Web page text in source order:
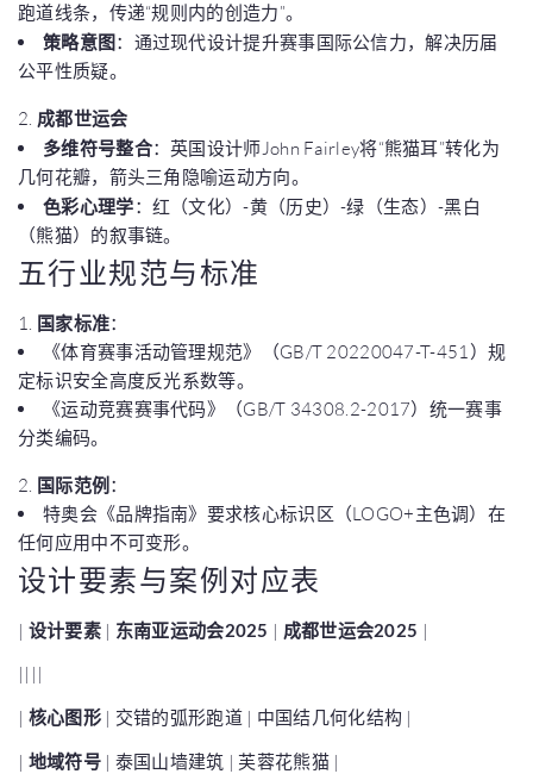
跑道线条，传递“规则内的创造力”。
策略意图：通过现代设计提升赛事国际公信力，解决历届
公平性质疑。
2. 成都世运会
多维符号整合：英国设计师John Fairley将“熊猫耳”转化为
几何花瓣，箭头三角隐喻运动方向。
色彩心理学：红（文化）-黄（历史）-绿（生态）-黑白
（熊猫）的叙事链。
五行业规范与标准
1. 国家标准：
《体育赛事活动管理规范》（GB/T 20220047-T-451）规
定标识安全高度反光系数等。
《运动竞赛赛事代码》（GB/T 34308.2-2017）统一赛事
分类编码。
2. 国际范例 ：
特奥会《品牌指南》要求核心标识区（LOGO+主色调）在
任何应用中不可变形。
设计要素与案例对应表
| 设计要素| 东南亚运动会2025 | 成都世运会2025 |
||||
| 核心图形| 交错的弧形跑道 | 中国结几何化结构 |
| 地域符号| 泰国山墙建筑 | 芙蓉花熊猫 |